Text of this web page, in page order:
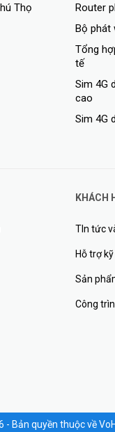
Thọ
Router
Bộ phát
Tổng
tế
Sim 4G
cao
Sim 4G
KHÁCH
TIn tức
Hỗ trợ
Sản
Công
- Bản quyền thuộc về